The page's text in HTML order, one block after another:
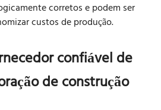
corretos e podem ser
custos de produção.
confiável de
de construção